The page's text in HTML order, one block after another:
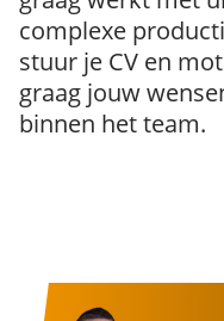
complexe
stuur je CV en
graag jouw
binnen het team.